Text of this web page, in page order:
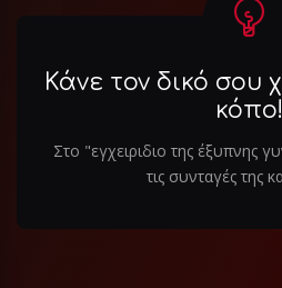
Κάνε τον δικό σου
κόπο!
Στο "εγχειριδιο της έξυπνης
τις συνταγές της